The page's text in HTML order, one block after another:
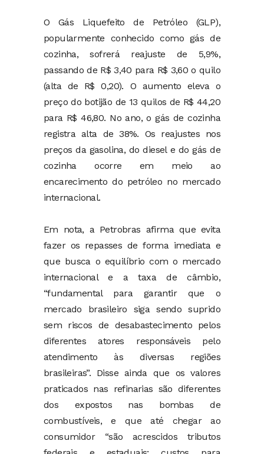
O Gás Liquefeito de Petróleo (GLP),
popularmente conhecido como gás de
cozinha, sofrerá reajuste de 5,9%,
passando de R$ 3,40 para R$ 3,60 o quilo
(alta de R$ 0,20). O aumento eleva o
preço do botijão de 13 quilos de R$ 44,20
para R$ 46,80. No ano, o gás de cozinha
registra alta de 38%. Os reajustes nos
preços da gasolina, do diesel e do gás de
cozinha ocorre em meio ao
encarecimento do petróleo no mercado
internacional.
Em nota, a Petrobras afirma que evita
fazer os repasses de forma imediata e
que busca o equilíbrio com o mercado
internacional e a taxa de câmbio,
“fundamental para garantir que o
mercado brasileiro siga sendo suprido
sem riscos de desabastecimento pelos
diferentes atores responsáveis pelo
atendimento às diversas regiões
brasileiras”. Disse ainda que os valores
praticados nas refinarias são diferentes
dos expostos nas bombas de
combustíveis, e que até chegar ao
consumidor “são acrescidos tributos